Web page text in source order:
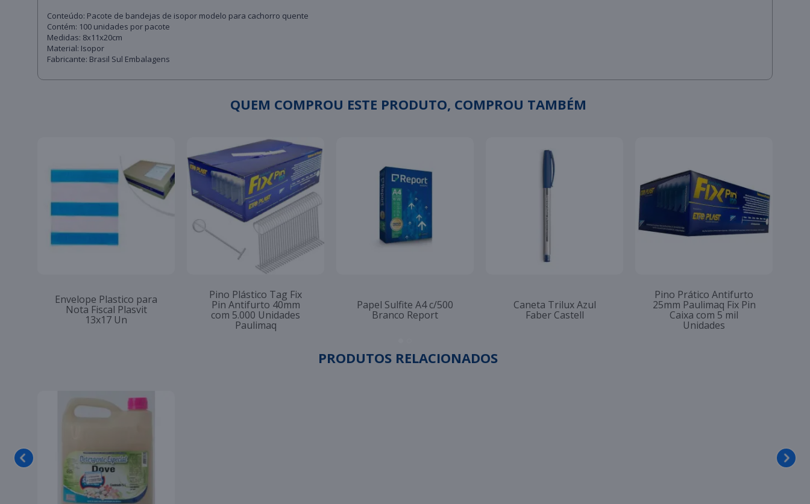
Conteúdo: Pacote de bandejas de isopor modelo para cachorro quente
Contém: 100 unidades por pacote
Medidas: 8x11x20cm
Material: Isopor
Fabricante: Brasil Sul Embalagens
QUEM COMPROU ESTE PRODUTO, COMPROU TAMBÉM
Envelope Plastico para
Nota Fiscal Plasvit
13x17 Un
Pino Plástico Tag Fix
Pin Antifurto 40mm
com 5.000 Unidades
Paulimaq
Papel Sulfite A4 c/500
Branco Report
Caneta Trilux Azul
Faber Castell
Pino Prático Antifurto
25mm Paulimaq Fix Pin
Caixa com 5 mil
Unidades
PRODUTOS RELACIONADOS